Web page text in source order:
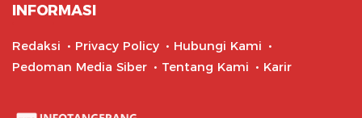
INFORMASI
Redaksi Privacy Policy
Hubungi Kami
Pedoman Media Siber
Tentang Kami Karir